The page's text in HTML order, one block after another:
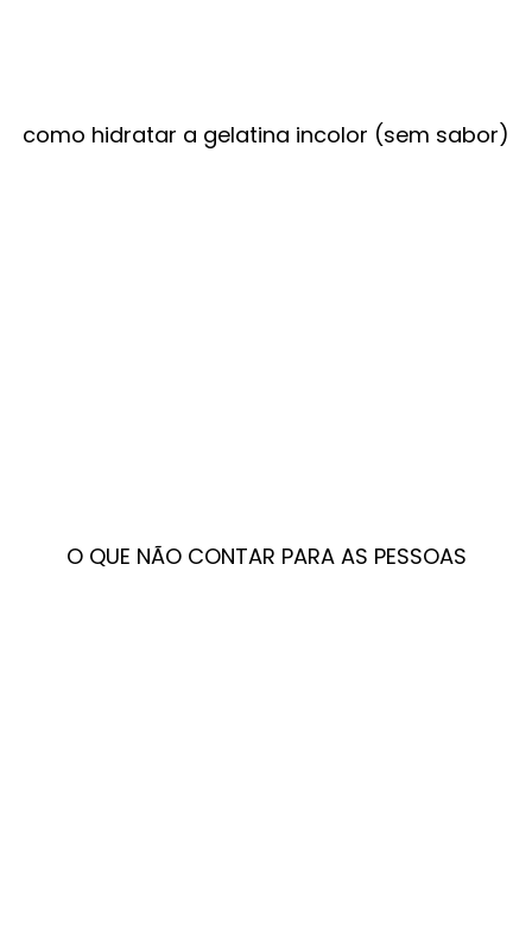
como hidratar a gelatina incolor (sem sabor)
O QUE NÃO CONTAR PARA AS PESSOAS